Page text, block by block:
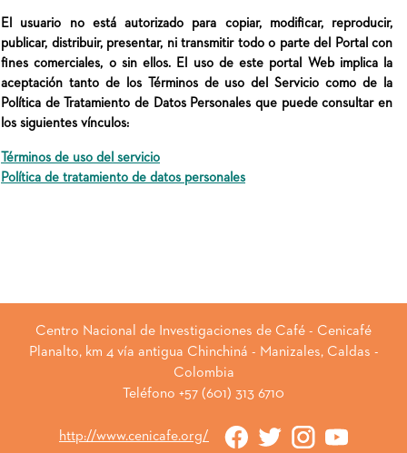
El usuario no está autorizado para copiar, modificar, reproducir,
publicar, distribuir, presentar, ni transmitir todo o parte del Portal con
fines comerciales, o sin ellos. El uso de este portal Web implica la
aceptación tanto de los Términos de uso del Servicio como de la
Política de Tratamiento de Datos Personales que puede consultar en
los siguientes vínculos:
Términos de uso del servicio
Política de tratamiento de datos personales
Centro Nacional de Investigaciones de Café - Cenicafé
Planalto, km 4 vía antigua Chinchiná - Manizales, Caldas -
Colombia
Teléfono +57 (601) 313 6710
http://www.cenicafe.org/